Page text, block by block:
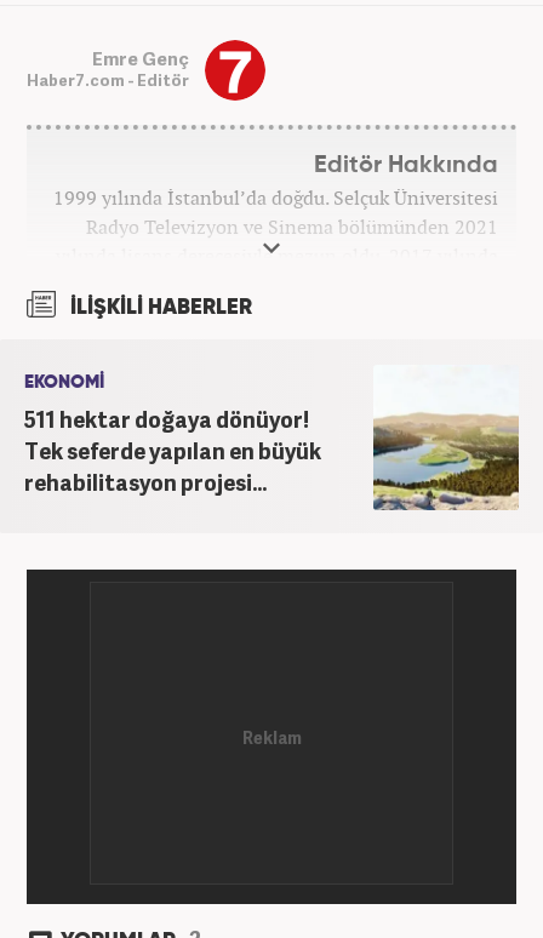
Emre Genç
Haber7.com - Editör
Editör Hakkında
1999 yılında İstanbul’da doğdu. Selçuk Üniversitesi
Radyo Televizyon ve Sinema bölümünden 2021
yılında lisans derecesiyle mezun oldu. 2017 yılında
yıl boyunca spor spikerliği ve muhabirliği
bir haber kanalında haber ve spor editörlüğü yaptı.
görevinde bulundu. 2024 Mayıs ayından itibaren
Kanal 7 Medya Grubu’na bağlı Haber7.com’da editör
olarak görevini sürdürmektedir.
İLİŞKİLİ HABERLER
EKONOMİ
511 hektar doğaya dönüyor!
Tek seferde yapılan en büyük
rehabilitasyon projesi...